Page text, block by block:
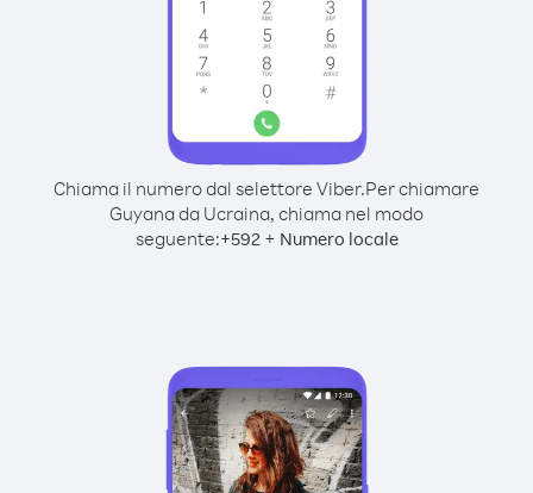
Chiama il numero dal selettore Viber.Per chiamare
Guyana da Ucraina, chiama nel modo
seguente:+592+ Numero locale